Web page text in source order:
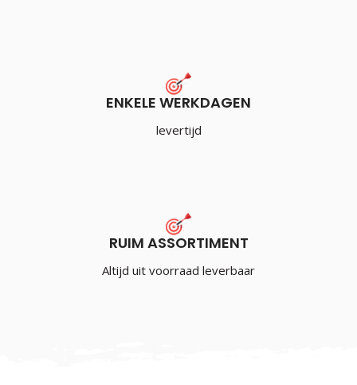
ENKELE WERKDAGEN
levertijd
RUIM ASSORTIMENT
Altijd uit voorraad leverbaar